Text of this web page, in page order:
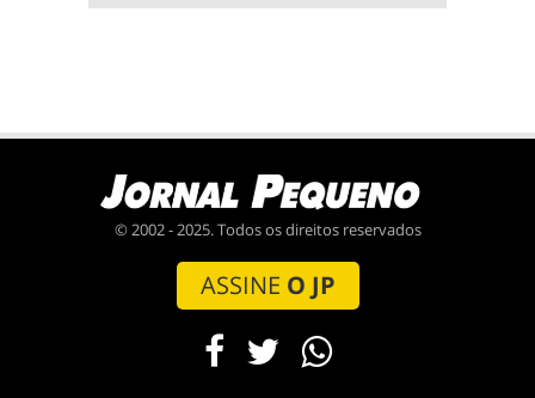
© 2002 - 2025. Todos os direitos reservados
ASSINE O JP